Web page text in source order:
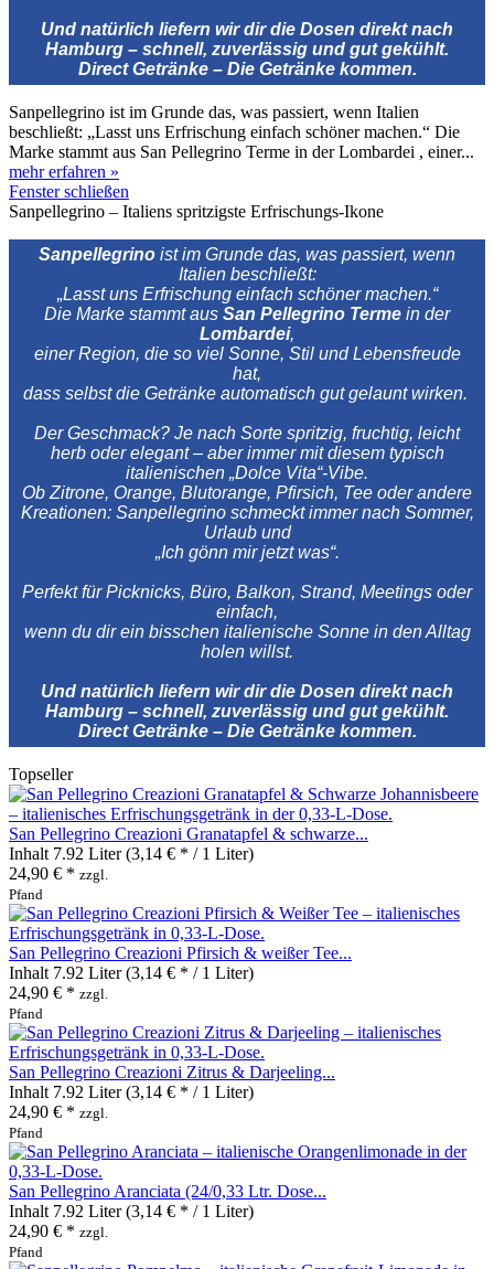
Und natürlich liefern wir dir die Dosen direkt nach
Hamburg – schnell, zuverlässig und gut gekühlt.
Direct Getränke – Die Getränke kommen.
Sanpellegrino ist im Grunde das, was passiert, wenn Italien
beschließt: „Lasst uns Erfrischung einfach schöner machen.“ Die
Marke stammt aus San Pellegrino Terme in der Lombardei , einer...
mehr erfahren »
Fenster schließen
Sanpellegrino – Italiens spritzigste Erfrischungs‑Ikone
Sanpellegrino ist im Grunde das, was passiert, wenn
Italien beschließt:
„Lasst uns Erfrischung einfach schöner machen.“
Die Marke stammt aus San Pellegrino Terme in der
Lombardei,
einer Region, die so viel Sonne, Stil und Lebensfreude
hat,
dass selbst die Getränke automatisch gut gelaunt wirken.
Der Geschmack? Je nach Sorte spritzig, fruchtig, leicht
herb oder elegant – aber immer mit diesem typisch
italienischen „Dolce Vita“-Vibe.
Ob Zitrone, Orange, Blutorange, Pfirsich, Tee oder andere
Kreationen: Sanpellegrino schmeckt immer nach Sommer,
Urlaub und
„Ich gönn mir jetzt was“.
Perfekt für Picknicks, Büro, Balkon, Strand, Meetings oder
einfach,
wenn du dir ein bisschen italienische Sonne in den Alltag
holen willst.
Und natürlich liefern wir dir die Dosen direkt nach
Hamburg – schnell, zuverlässig und gut gekühlt.
Direct Getränke – Die Getränke kommen.
Topseller
San Pellegrino Creazioni Granatapfel & schwarze...
Inhalt 7.92 Liter(3,14 € * / 1 Liter)
24,90 € * zzgl.
Pfand
San Pellegrino Creazioni Pfirsich & weißer Tee...
Inhalt 7.92 Liter(3,14 € * / 1 Liter)
24,90 € * zzgl.
Pfand
San Pellegrino Creazioni Zitrus & Darjeeling...
Inhalt 7.92 Liter(3,14 € * / 1 Liter)
24,90 € * zzgl.
Pfand
San Pellegrino Aranciata (24/0,33 Ltr. Dose...
Inhalt 7.92 Liter(3,14 € * / 1 Liter)
24,90 € * zzgl.
Pfand